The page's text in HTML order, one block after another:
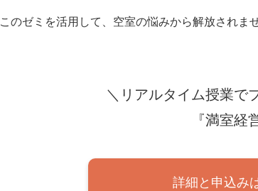
このゼミを活用して、空室の悩みから解放されま
＼リアルタイム授業で
『満室経
詳細と申込み